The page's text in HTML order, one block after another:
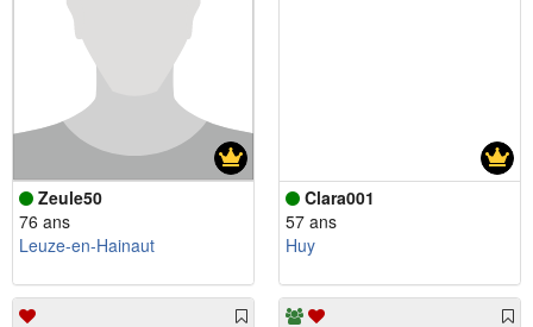
Zeule50
76 ans
Leuze-en-Hainaut
Clara001
57 ans
Huy